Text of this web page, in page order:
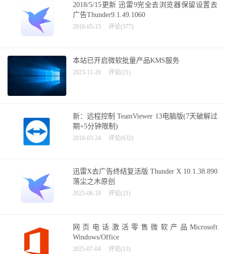
2018/5/15更新 迅雷9完全去浏览器保留设置去
广告Thunder9.1.49.1060
2018-05-15 评论(377)
本站已开启微软批量产品KMS服务
2023-11-20 评论(21)
新：远程控制 TeamViewer 13电脑版(7天破解过
期+5分钟限制)
2018-03-24 评论(632)
迅雷X去广告终结复活版 Thunder X 10.1.38.890
落尘之木原创
2025-06-18 评论(21)
网页电话激活零售微软产品Microsoft
Windows/Office
2025-07-04 评论(13)